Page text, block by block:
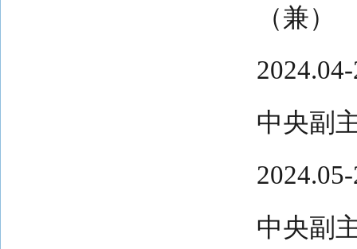
（兼）
中央副
中央副